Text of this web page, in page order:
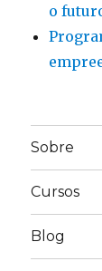
o
Sobre
Cursos
Blog